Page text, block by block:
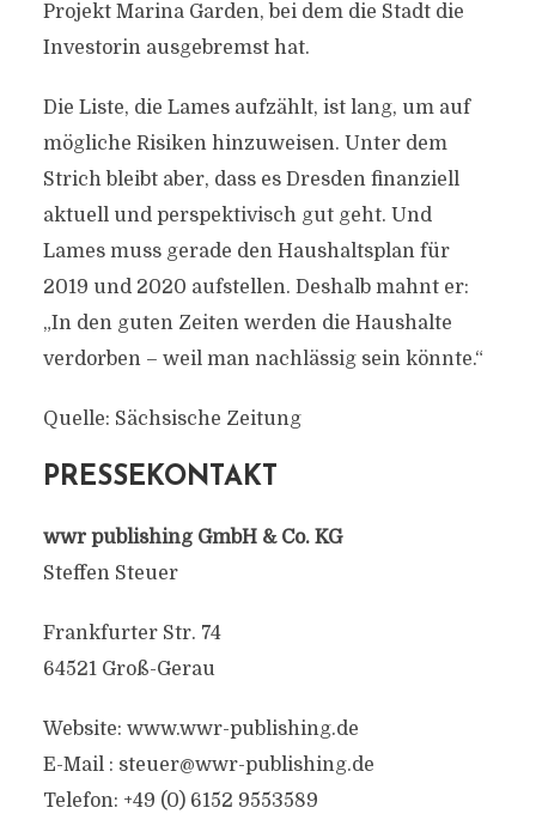
Projekt Marina Garden, bei dem die Stadt die
Investorin ausgebremst hat.
Die Liste, die Lames aufzählt, ist lang, um auf
mögliche Risiken hinzuweisen. Unter dem
Strich bleibt aber, dass es Dresden finanziell
aktuell und perspektivisch gut geht. Und
Lames muss gerade den Haushaltsplan für
2019 und 2020 aufstellen. Deshalb mahnt er:
„In den guten Zeiten werden die Haushalte
verdorben – weil man nachlässig sein könnte.“
Quelle: Sächsische Zeitung
PRESSEKONTAKT
wwr publishing GmbH & Co. KG
Steffen Steuer
Frankfurter Str. 74
64521 Groß-Gerau
Website: www.wwr-publishing.de
E-Mail : steuer@wwr-publishing.de
Telefon: +49 (0) 6152 9553589